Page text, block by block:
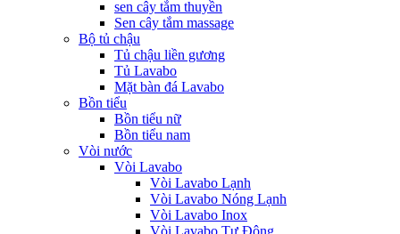
sen cây tắm thuyền
Sen cây tắm massage
Bộ tủ chậu
Tủ chậu liền gương
Tủ Lavabo
Mặt bàn đá Lavabo
Bồn tiểu
Bồn tiểu nữ
Bồn tiểu nam
Vòi nước
Vòi Lavabo
Vòi Lavabo Lạnh
Vòi Lavabo Nóng Lạnh
Vòi Lavabo Inox
Vòi Lavabo Tự Động